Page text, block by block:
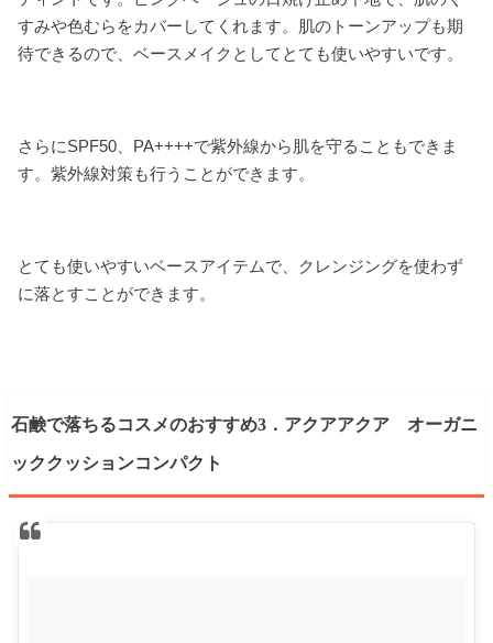
すみや色むらをカバーしてくれます。肌のトーンアップも期
待できるので、ベースメイクとしてとても使いやすいです。
さらにSPF50、PA++++で紫外線から肌を守ることもできま
す。紫外線対策も行うことができます。
とても使いやすいベースアイテムで、クレンジングを使わず
に落とすことができます。
石鹸で落ちるコスメのおすすめ3．アクアアクア オーガニ
ッククッションコンパクト